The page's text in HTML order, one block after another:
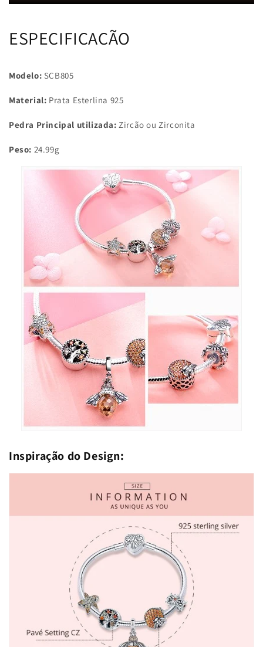
ESPECIFICAÇÃO
Modelo: SCB805
Material: Prata Esterlina 925
Pedra Principal utilizada: Zircão ou Zirconita
Peso: 24.99g
Inspiração do Design: